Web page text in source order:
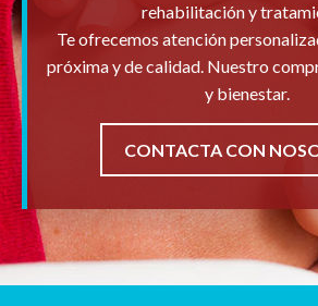
rehabilitación y
Te ofrecemos atención
próxima y de calidad. Nuestro
y bienestar.
CONTACTA CON